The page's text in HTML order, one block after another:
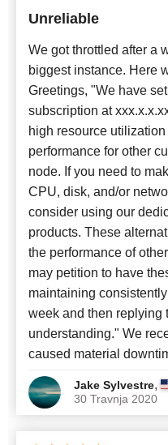
Unreliable
We got throttled after a
biggest instance. Here
Greetings, "We have
subscription at
high resource
performance for other
node. If you need to
CPU, disk, and/or
consider using our
products. These
the performance of
may petition to have
maintaining
week and then replying
understanding." We
caused material
Jake Sylvestre,
30 Travnja 2020